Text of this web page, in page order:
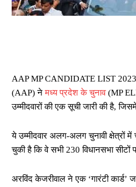
AAP MP CANDIDATE LIST
(AAP) नेमध्य प्रदेश के चुनाव(MP
उम्मीदवारों की एक सूची जारी की है,
ये उम्मीदवार अलग-अलग चुनावी क्षेत्रों
चुकी है कि वे सभी 230 विधानसभा सीटों
अरविंद केजरीवाल ने एक ‘गारंटी कार्ड’